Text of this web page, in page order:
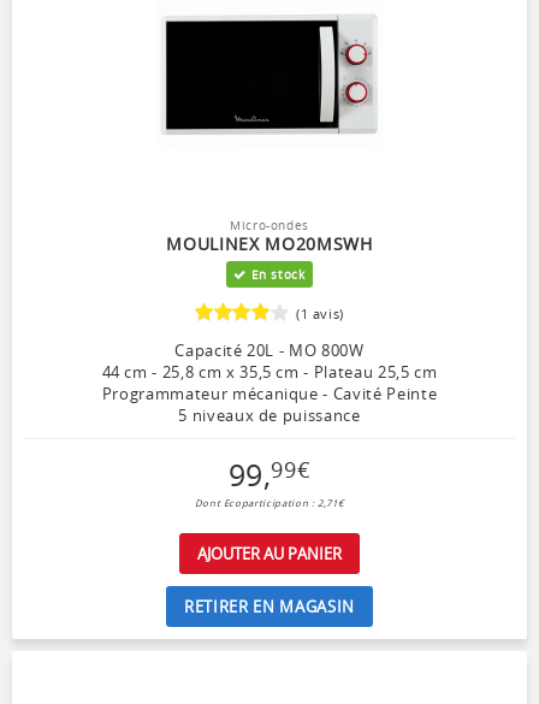
Micro-ondes
MOULINEX MO20MSWH
En stock
(1 avis)
Capacité 20L - MO 800W
44 cm - 25,8 cm x 35,5 cm - Plateau 25,5 cm
Programmateur mécanique - Cavité Peinte
5 niveaux de puissance
99,99€
Dont Ecoparticipation : 2,71€
AJOUTER AU PANIER
RETIRER EN MAGASIN